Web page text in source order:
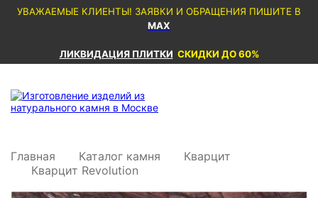
УВАЖАЕМЫЕ КЛИЕНТЫ! ЗАЯВКИ И ОБРАЩЕНИЯ ПИШИТЕ В
MAX
ЛИКВИДАЦИЯ ПЛИТКИ СКИДКИ ДО 60%
Главная Каталог камня
Кварцит
Кварцит Revolution